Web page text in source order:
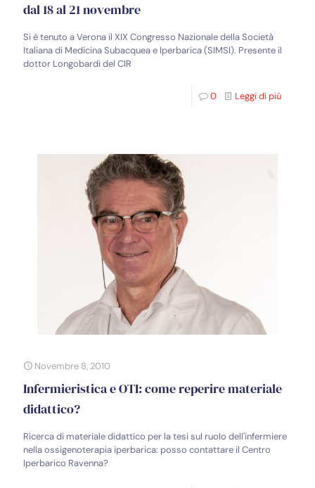
dal 18 al 21 novembre
Si è tenuto a Verona il XIX Congresso Nazionale della Società
Italiana di Medicina Subacquea e Iperbarica (SIMSI). Presente il
dottor Longobardi del CIR
0 Leggi di più
Novembre 8, 2010
Infermieristica e OTI: come reperire materiale
didattico?
Ricerca di materiale didattico per la tesi sul ruolo dell'infermiere
nella ossigenoterapia iperbarica: posso contattare il Centro
Iperbarico Ravenna?